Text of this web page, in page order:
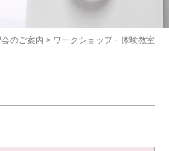
のご案内 > ワークショップ・体験教室